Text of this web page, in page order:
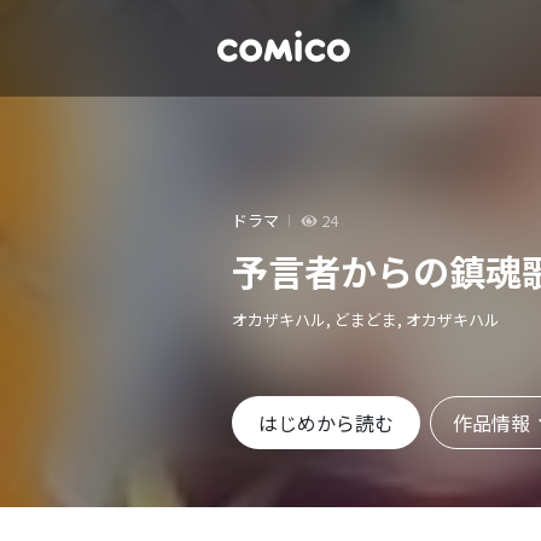
ドラマ 24
予言者からの鎮魂
オカザキハル, どまどま, オカザキハル
はじめから読む 作品情報